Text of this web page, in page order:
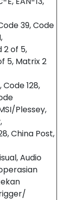
39, Code
2 of 5,
5, Matrix 2
128,
Plessey,
China Post,
Audio